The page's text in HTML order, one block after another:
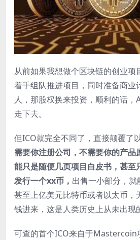
从前如果我想做个区块链的创业项
着手组队推进项目，同时准备商业
人，那股权换来投资，顺利的话，
走下去。
但ICO就完全不同了，直接颠覆了
需要你注册公司，不需要你的产品
能只是随便几页项目白皮书，甚至
发行一个xx币， 出售一小部分，
甚至上亿美元比特币或者以太币，
钱进来，这是人类历史上从未出现
可查的首个ICO来自于Mastercoin